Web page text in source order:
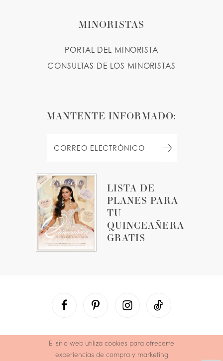
LISTA DE
PLANES PARA
TU
QUINCEAÑERA
GRATIS
MINORISTAS
PORTAL DEL MINORISTA
CONSULTAS DE LOS MINORISTAS
MANTENTE INFORMADO:
El sitio web utiliza cookies para ofrecerte
experiencias de compra y marketing